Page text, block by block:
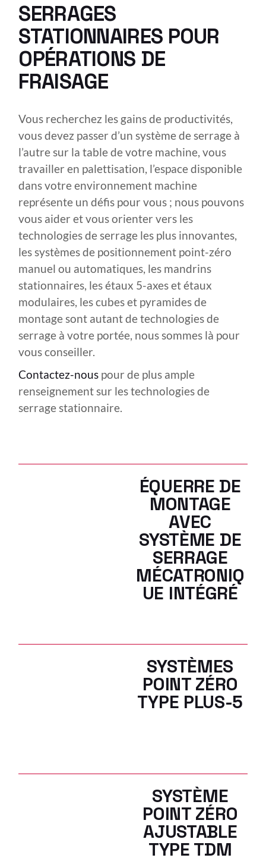
SERRAGES
STATIONNAIRES POUR
OPÉRATIONS DE
FRAISAGE
Vous recherchez les gains de productivités,
vous devez passer d’un système de serrage à
l’autre sur la table de votre machine, vous
travailler en palettisation, l’espace disponible
dans votre environnement machine
représente un défis pour vous ; nous pouvons
vous aider et vous orienter vers les
technologies de serrage les plus innovantes,
les systèmes de positionnement point-zéro
manuel ou automatiques, les mandrins
stationnaires, les étaux 5-axes et étaux
modulaires, les cubes et pyramides de
montage sont autant de technologies de
serrage à votre portée, nous sommes là pour
vous conseiller.
Contactez-nous pour de plus ample
renseignement sur les technologies de
serrage stationnaire.
ÉQUERRE DE
MONTAGE
AVEC
SYSTÈME DE
SERRAGE
MÉCATRONIQ
UE INTÉGRÉ
SYSTÈMES
POINT ZÉRO
TYPE PLUS-5
SYSTÈME
POINT ZÉRO
AJUSTABLE
TYPE TDM